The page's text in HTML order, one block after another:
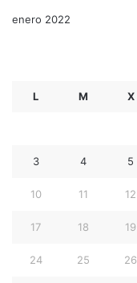
enero 2022
L M X
3 4 5
10 11 12
17 18 19
24 25 26